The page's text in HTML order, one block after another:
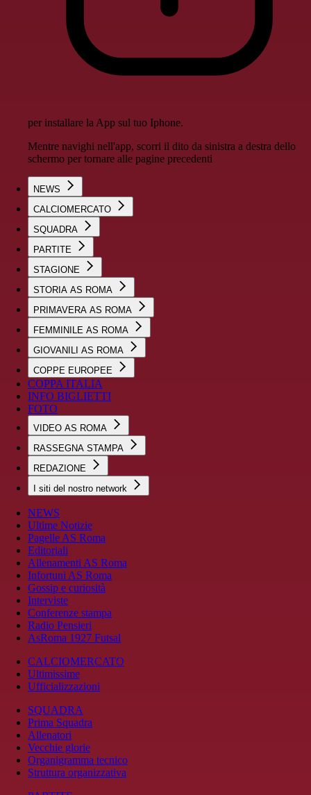
per installare la App sul tuo Iphone.
Mentre navighi nell'app, scorri il dito da sinistra a destra dello
schermo per tornare alle pagine precedenti
NEWS
CALCIOMERCATO
SQUADRA
PARTITE
STAGIONE
STORIA AS ROMA
PRIMAVERA AS ROMA
FEMMINILE AS ROMA
GIOVANILI AS ROMA
COPPE EUROPEE
COPPA ITALIA
INFO BIGLIETTI
FOTO
VIDEO AS ROMA
RASSEGNA STAMPA
REDAZIONE
I siti del nostro network
NEWS
Ultime Notizie
Pagelle AS Roma
Editoriali
Allenamenti AS Roma
Infortuni AS Roma
Gossip e curiosità
Interviste
Conferenze stampa
Radio Pensieri
AsRoma 1927 Futsal
CALCIOMERCATO
Ultimissime
Ufficializzazioni
SQUADRA
Prima Squadra
Allenatori
Vecchie glorie
Organigramma tecnico
Struttura organizzativa